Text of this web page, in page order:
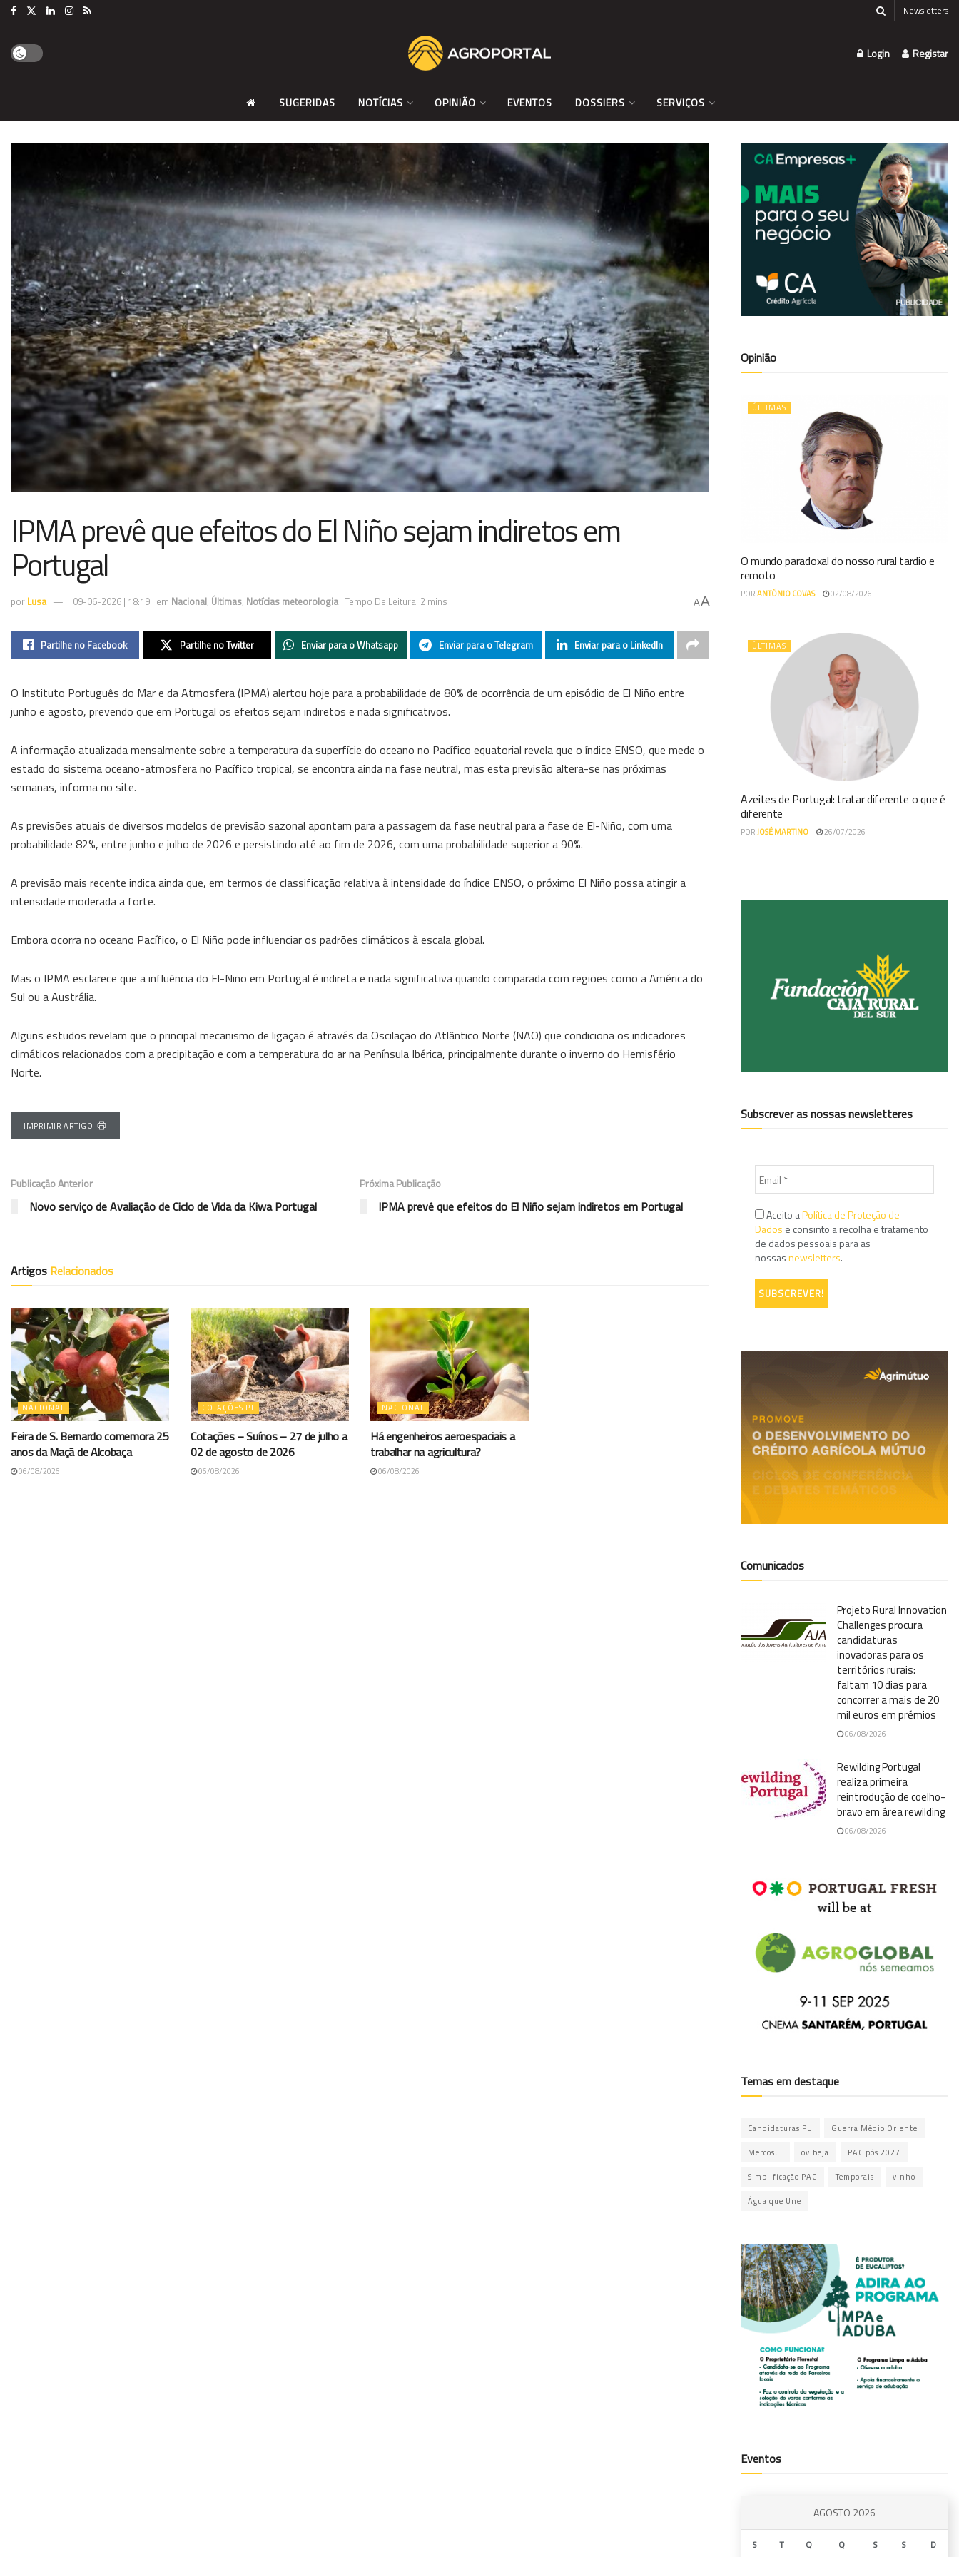
Newsletters
Login Registar
SUGERIDAS NOTÍCIAS OPINIÃO EVENTOS DOSSIERS SERVIÇOS
IPMA prevê que efeitos do El Niño sejam indiretos em
Portugal
por Lusa 09-06-2026 | 18:19 em Nacional, Últimas, Notícias meteorologia Tempo De Leitura: 2 mins AA
Partilhe no Facebook Partilhe no Twitter Enviar para o Whatsapp Enviar para o Telegram Enviar para o LinkedIn
O Instituto Português do Mar e da Atmosfera (IPMA) alertou hoje para a probabilidade de 80% de ocorrência de um episódio de El Niño entre
junho e agosto, prevendo que em Portugal os efeitos sejam indiretos e nada significativos.
A informação atualizada mensalmente sobre a temperatura da superfície do oceano no Pacífico equatorial revela que o índice ENSO, que mede o
estado do sistema oceano-atmosfera no Pacífico tropical, se encontra ainda na fase neutral, mas esta previsão altera-se nas próximas
semanas, informa no site.
As previsões atuais de diversos modelos de previsão sazonal apontam para a passagem da fase neutral para a fase de El-Niño, com uma
probabilidade 82%, entre junho e julho de 2026 e persistindo até ao fim de 2026, com uma probabilidade superior a 90%.
A previsão mais recente indica ainda que, em termos de classificação relativa à intensidade do índice ENSO, o próximo El Niño possa atingir a
intensidade moderada a forte.
Embora ocorra no oceano Pacífico, o El Niño pode influenciar os padrões climáticos à escala global.
Mas o IPMA esclarece que a influência do El-Niño em Portugal é indireta e nada significativa quando comparada com regiões como a América do
Sul ou a Austrália.
Alguns estudos revelam que o principal mecanismo de ligação é através da Oscilação do Atlântico Norte (NAO) que condiciona os indicadores
climáticos relacionados com a precipitação e com a temperatura do ar na Península Ibérica, principalmente durante o inverno do Hemisfério
Norte.
IMPRIMIR ARTIGO
Publicação Anterior
Novo serviço de Avaliação de Ciclo de Vida da Kiwa Portugal
Próxima Publicação
IPMA prevê que efeitos do El Niño sejam indiretos em Portugal
Artigos Relacionados
NACIONAL
Feira de S. Bernardo comemora 25
anos da Maçã de Alcobaça
06/08/2026
COTAÇÕES PT
Cotações – Suínos – 27 de julho a
02 de agosto de 2026
06/08/2026
NACIONAL
Há engenheiros aeroespaciais a
trabalhar na agricultura?
06/08/2026
Opinião
ÚLTIMAS
O mundo paradoxal do nosso rural tardio e
remoto
PORANTÓNIO COVAS 02/08/2026
ÚLTIMAS
Azeites de Portugal: tratar diferente o que é
diferente
PORJOSÉ MARTINO 26/07/2026
Subscrever as nossas newsletteres
Aceito aPolítica de Proteção de
Dados e consinto a recolha e tratamento
de dados pessoais para as
nossasnewsletters.
Comunicados
Projeto Rural Innovation
Challenges procura
candidaturas
inovadoras para os
territórios rurais:
faltam 10 dias para
concorrer a mais de 20
mil euros em prémios
06/08/2026
Rewilding Portugal
realiza primeira
reintrodução de coelho-
bravo em área rewilding
06/08/2026
Temas em destaque
Candidaturas PU Guerra Médio Oriente
Mercosul ovibeja PAC pós 2027
Simplificação PAC Temporais vinho
Água que Une
Eventos
AGOSTO 2026
S T Q Q S S D